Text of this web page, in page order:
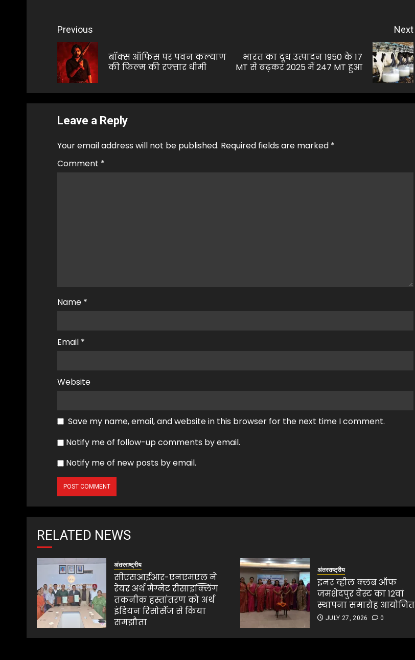
Post
navigation
Previous
Previous
post:
बॉक्स ऑफिस पर पवन कल्याण
की फिल्म की रफ्तार धीमी
Next
Next
post:
भारत का दूध उत्पादन 1950 के 17
MT से बढ़कर 2025 में 247 MT हुआ
Leave a Reply
Your email address will not be published. Required fields are marked *
Comment *
Name *
Email *
Website
Save my name, email, and website in this browser for the next time I comment.
Notify me of follow-up comments by email.
Notify me of new posts by email.
RELATED NEWS
अंतरराष्ट्रीय
सीएसआईआर-एनएमएल ने
रेयर अर्थ मैग्नेट रीसाइक्लिंग
तकनीक हस्तांतरण को अर्थ
इंडियन रिसोर्सेज से किया
समझौता
अंतरराष्ट्रीय
इनर व्हील क्लब ऑफ
जमशेदपुर वेस्ट का 12वां
स्थापना समारोह आयोजित
JULY 27, 2026 0